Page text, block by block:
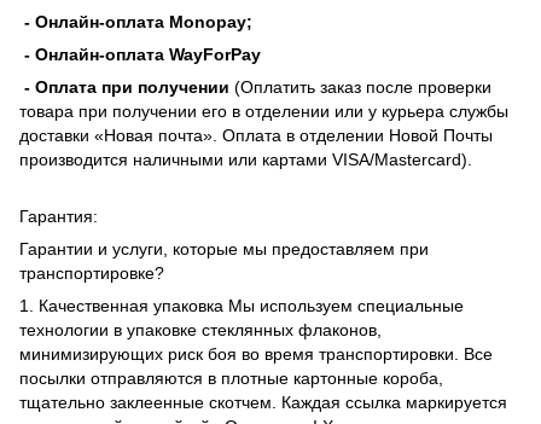
- Онлайн-оплата Monopay;
- Онлайн-оплата WayForPay
- Оплата при получении (Оплатить заказ после проверки
товара при получении его в отделении или у курьера службы
доставки «Новая почта». Оплата в отделении Новой Почты
производится наличными или картами VISA/Mastercard).
Гарантия:
Гарантии и услуги, которые мы предоставляем при
транспортировке?
1. Качественная упаковка Мы используем специальные
технологии в упаковке стеклянных флаконов,
минимизирующих риск боя во время транспортировки. Все
посылки отправляются в плотные картонные короба,
тщательно заклеенные скотчем. Каждая ссылка маркируется